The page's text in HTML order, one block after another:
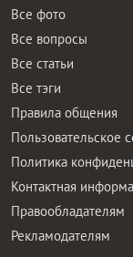
Все фото
Все вопросы
Все статьи
Все тэги
Правила общения
Пользовательское
Политика
Контактная
Правообладателям
Рекламодателям